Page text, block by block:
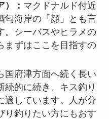
）： マクドナルド付近
匂海岸の「顔」とも言
。シーバスやヒラメの
まずはここを目指すの
国府津方面へ続く長い
続的に続き、キス釣り
適しています。人が分
り釣りたい方にもおす